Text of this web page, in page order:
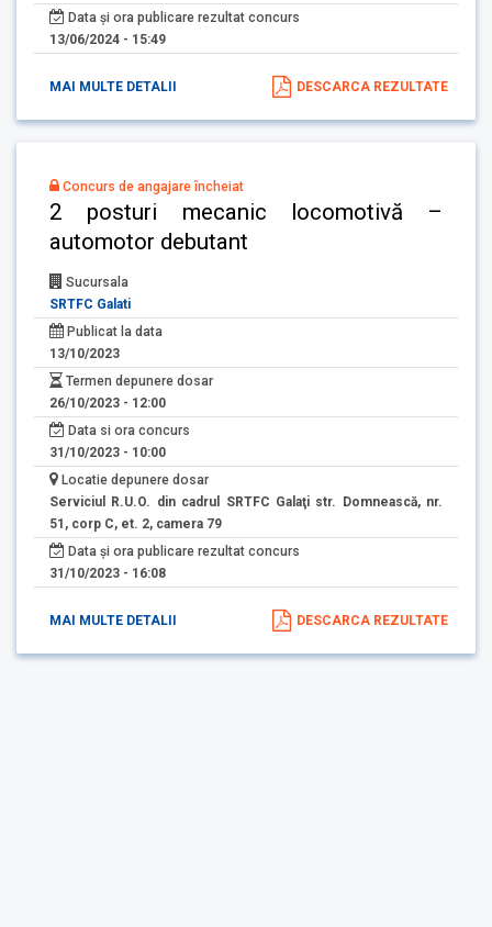
Data și ora publicare rezultat concurs
13/06/2024 - 15:49
MAI MULTE DETALII DESCARCA REZULTATE
Concurs de angajare încheiat
2 posturi mecanic locomotivă –
automotor debutant
Sucursala
SRTFC Galati
Publicat la data
13/10/2023
Termen depunere dosar
26/10/2023 - 12:00
Data si ora concurs
31/10/2023 - 10:00
Locatie depunere dosar
Serviciul R.U.O. din cadrul SRTFC Galaţi str. Domnească, nr.
51, corp C, et. 2, camera 79
Data și ora publicare rezultat concurs
31/10/2023 - 16:08
MAI MULTE DETALII DESCARCA REZULTATE